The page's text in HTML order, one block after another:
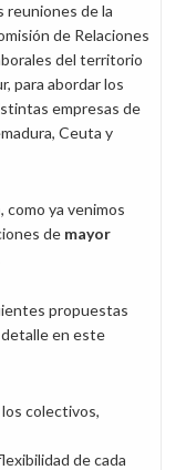
reuniones de la
de Relaciones
del territorio
para abordar los
empresas de
Ceuta y
como ya venimos
de mayor
propuestas
en este
colectivos,
de cada